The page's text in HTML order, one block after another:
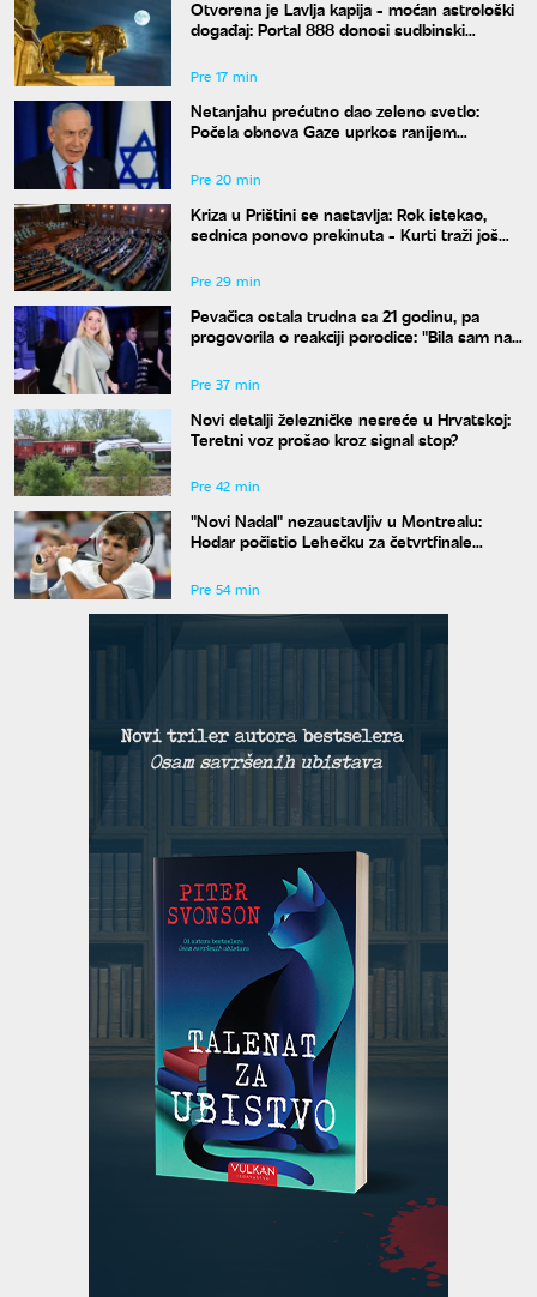
Otvorena je Lavlja kapija - moćan astrološki
događaj: Portal 888 donosi sudbinski
Pre 17 min
Netanjahu prećutno dao zeleno svetlo:
Počela obnova Gaze uprkos ranijem
Pre 20 min
Kriza u Prištini se nastavlja: Rok istekao,
sednica ponovo prekinuta - Kurti traži još
Pre 29 min
Pevačica ostala trudna sa 21 godinu, pa
progovorila o reakciji porodice: "Bila sam na
Pre 37 min
Novi detalji železničke nesreće u Hrvatskoj:
Teretni voz prošao kroz signal stop?
Pre 42 min
"Novi Nadal" nezaustavljiv u Montrealu:
Hodar počistio Lehečku za četvrtfinale
Pre 54 min